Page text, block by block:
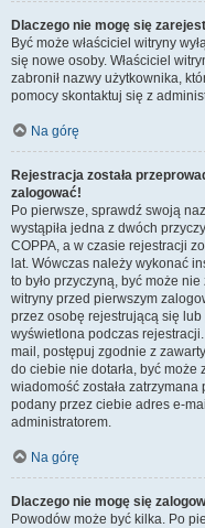
Dlaczego nie mogę się
Być może właściciel witryny
się nowe osoby. Właściciel
zabronił nazwy użytkownika,
pomocy skontaktuj się z
Na górę
Rejestracja została
zalogować!
Po pierwsze, sprawdź swoją
wystąpiła jedna z dwóch
COPPA, a w czasie rejestracji
lat. Wówczas należy wykonać
to było przyczyną, być może
witryny przed pierwszym
przez osobę rejestrującą się lub
wyświetlona podczas
mail, postępuj zgodnie z
do ciebie nie dotarła, być może
wiadomość została
podany przez ciebie adres e-
administratorem.
Na górę
Dlaczego nie mogę się
Powodów może być kilka. Po